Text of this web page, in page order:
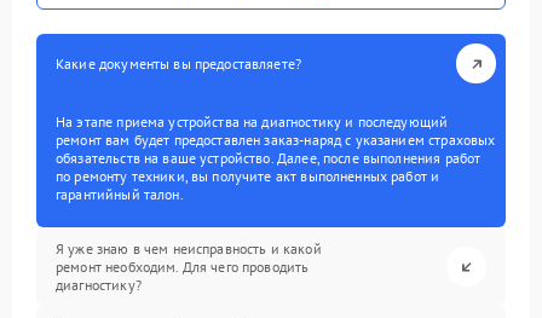
Какие документы вы предоставляете?
На этапе приема устройства на диагностику и последующий
ремонт вам будет предоставлен заказ-наряд с указанием страховых
обязательств на ваше устройство. Далее, после выполнения работ
по ремонту техники, вы получите акт выполненных работ и
гарантийный талон.
Я уже знаю в чем неисправность и какой
ремонт необходим. Для чего проводить
диагностику?